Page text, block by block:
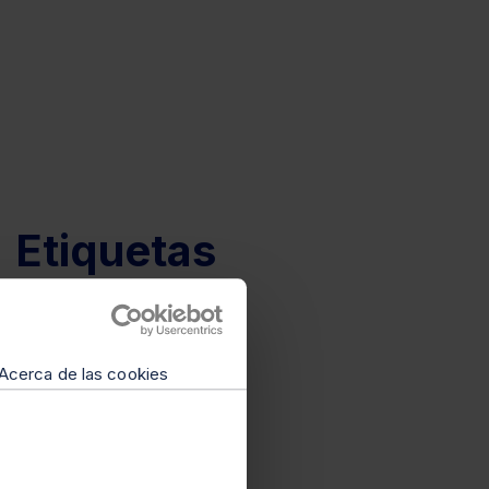
de las cookies
Etiquetas
Directora